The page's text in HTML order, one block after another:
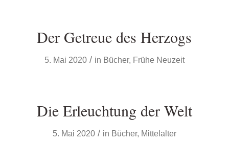
Der Getreue des Herzogs
5. Mai 2020 / in Bücher, Frühe Neuzeit
Die Erleuchtung der Welt
5. Mai 2020 / in Bücher, Mittelalter